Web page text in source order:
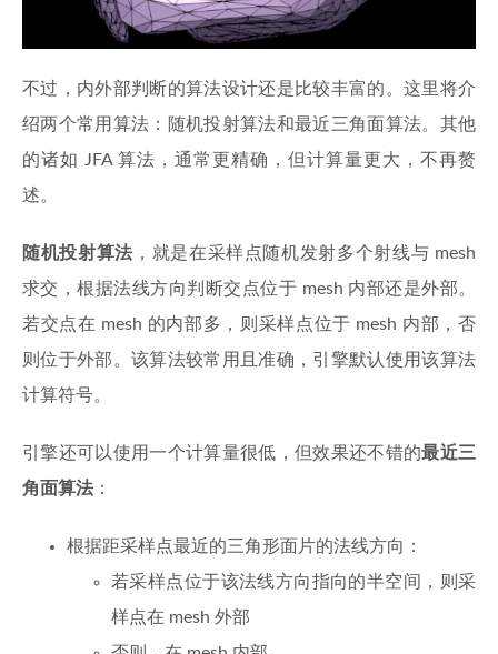
不过，内外部判断的算法设计还是比较丰富的。这里将介
绍两个常用算法：随机投射算法和最近三角面算法。其他
的诸如 JFA 算法，通常更精确，但计算量更大，不再赘
述。
随机投射算法 ，就是在采样点随机发射多个射线与 mesh
求交，根据法线方向判断交点位于 mesh 内部还是外部。
若交点在 mesh 的内部多，则采样点位于 mesh 内部，否
则位于外部。该算法较常用且准确，引擎默认使用该算法
计算符号。
引擎还可以使用一个计算量很低，但效果还不错的最近三
角面算法 ：
根据距采样点最近的三角形面片的法线方向：
若采样点位于该法线方向指向的半空间，则采
样点在 mesh 外部